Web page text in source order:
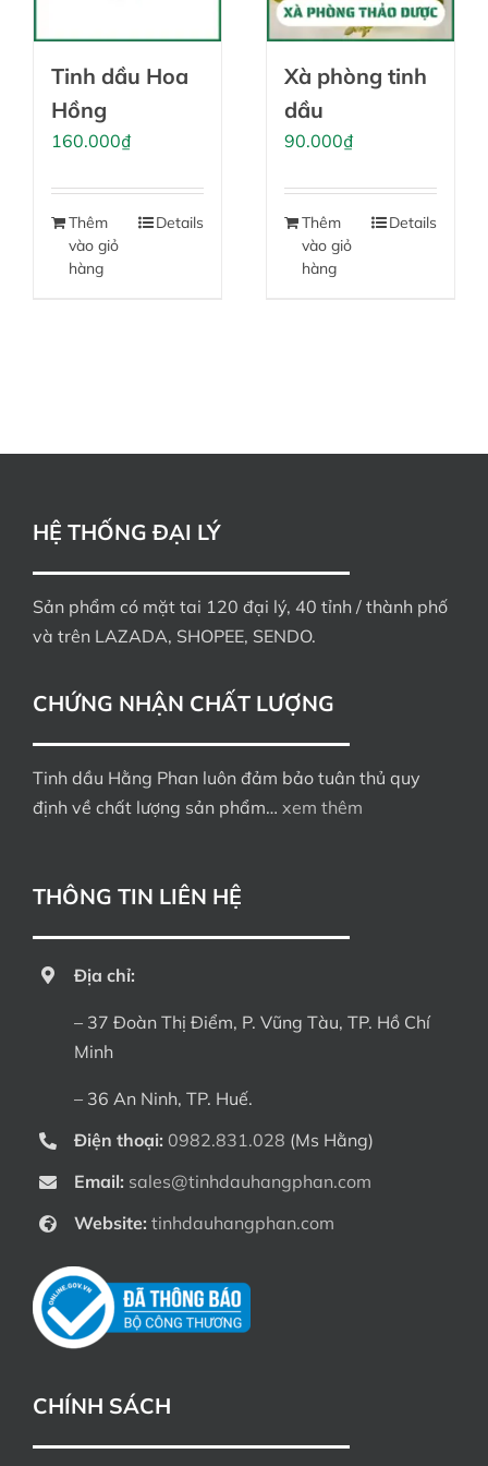
tùy
chọn
có
được
trên
trang
sản
Tinh dầu Hoa
Hồng
160.000₫
Thêm
vào giỏ
hàng
Details
Xà phòng tinh
dầu
90.000₫
Thêm
vào giỏ
hàng
Details
THÔNG TIN LIÊN HỆ
Địa chỉ:
– 37 Đoàn Thị Điểm, P. Vũng Tàu, TP. Hồ Chí
Minh
– 36 An Ninh, TP. Huế.
Điện thoại: 0982.831.028 (Ms Hằng)
Email: sales@tinhdauhangphan.com
Website: tinhdauhangphan.com
HỆ THỐNG ĐẠI LÝ
Sản phẩm có mặt tai 120 đại lý, 40 tỉnh / thành phố
và trên LAZADA, SHOPEE, SENDO.
CHỨNG NHẬN CHẤT LƯỢNG
Tinh dầu Hằng Phan luôn đảm bảo tuân thủ quy
định về chất lượng sản phẩm… xem thêm
CHÍNH SÁCH